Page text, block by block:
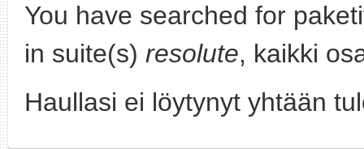
You have searched for
in suite(s) resolute, kaikki
Haullasi ei löytynyt yhtään